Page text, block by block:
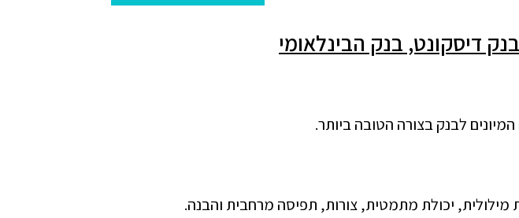
דיסקונט, בנק הבינלאומי
לבנק בצורה הטובה ביותר.
מילולית, יכולת מתמטית, צורות, תפיסה מרחבית והבנה.